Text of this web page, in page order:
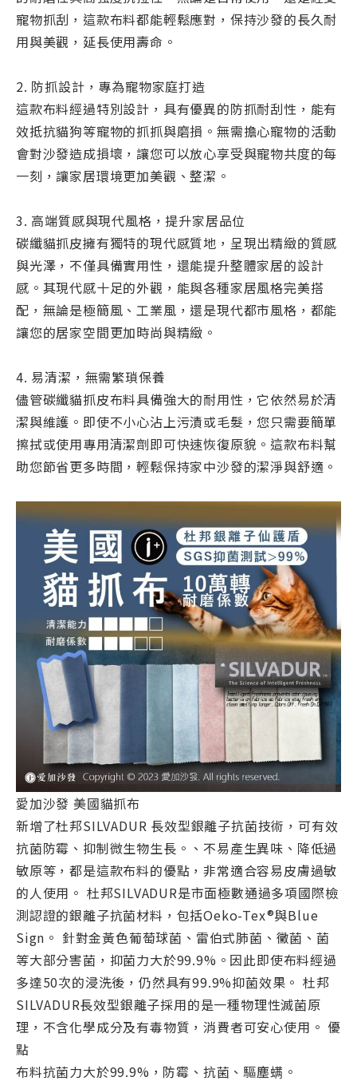
寵物抓刮，這款布料都能輕鬆應對，保持沙發的長久耐
用與美觀，延長使用壽命。
2. 防抓設計，專為寵物家庭打造
這款布料經過特別設計，具有優異的防抓耐刮性，能有
效抵抗貓狗等寵物的抓抓與磨損。無需擔心寵物的活動
會對沙發造成損壞，讓您可以放心享受與寵物共度的每
一刻，讓家居環境更加美觀、整潔。
3. 高端質感與現代風格，提升家居品位
碳纖貓抓皮擁有獨特的現代感質地，呈現出精緻的質感
與光澤，不僅具備實用性，還能提升整體家居的設計
感。其現代感十足的外觀，能與各種家居風格完美搭
配，無論是極簡風、工業風，還是現代都市風格，都能
讓您的居家空間更加時尚與精緻。
4. 易清潔，無需繁瑣保養
儘管碳纖貓抓皮布料具備強大的耐用性，它依然易於清
潔與維護。即使不小心沾上污漬或毛髮，您只需要簡單
擦拭或使用專用清潔劑即可快速恢復原貌。這款布料幫
助您節省更多時間，輕鬆保持家中沙發的潔淨與舒適。
愛加沙發 美國貓抓布
新增了杜邦SILVADUR 長效型銀離子抗菌技術，可有效
抗菌防霉、抑制微生物生長。、不易產生異味、降低過
敏原等，都是這款布料的優點，非常適合容易皮膚過敏
的人使用。 杜邦SILVADUR是市面極數通過多項國際檢
測認證的銀離子抗菌材料，包括Oeko-Tex®與Blue
Sign。 針對金黃色葡萄球菌、雷伯式肺菌、黴菌、菌
等大部分害菌，抑菌力大於99.9%。因此即使布料經過
多達50次的浸洗後，仍然具有99.9%抑菌效果。 杜邦
SILVADUR長效型銀離子採用的是一種物理性滅菌原
理，不含化學成分及有毒物質，消費者可安心使用。 優
點
布料抗菌力大於99.9%，防霉、抗菌、驅塵螨。